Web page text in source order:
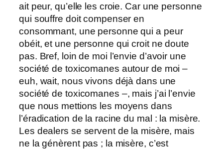
ait peur, qu’elle les croie. Car une personne
qui souffre doit compenser en
consommant, une personne qui a peur
obéit, et une personne qui croit ne doute
pas. Bref, loin de moi l’envie d’avoir une
société de toxicomanes autour de moi –
euh, wait, nous vivons déjà dans une
société de toxicomanes –, mais j’ai l’envie
que nous mettions les moyens dans
l’éradication de la racine du mal : la misère.
Les dealers se servent de la misère, mais
ne la génèrent pas ; la misère, c’est